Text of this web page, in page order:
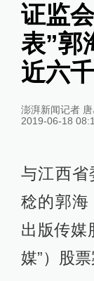
证监
表”郭
近六
澎湃新闻记者 唐
2019-06-18
与江西省
稔的郭海
出版传媒
媒”）股